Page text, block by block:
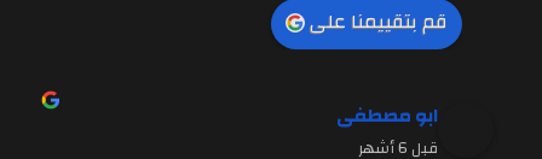
قم بتقييمنا على
ابو مصطفى
قبل 6 أشهر